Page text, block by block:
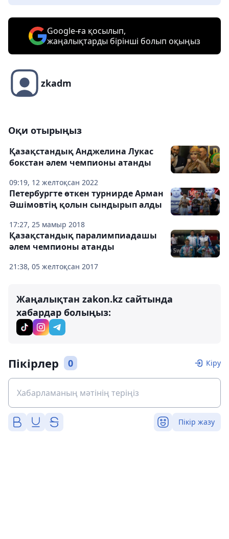
Google-ға қосылып,
жаңалықтарды бірінші болып оқыңыз
zkadm
Оқи отырыңыз
09:19, 12 желтоқсан 2022
Қазақстандық Анджелина Лукас
бокстан әлем чемпионы атанды
17:27, 25 мамыр 2018
Петербургте өткен турнирде Арман
Әшімовтің қолын сындырып алды
21:38, 05 желтоқсан 2017
Қазақстандық паралимпиадашы
әлем чемпионы атанды
Жаңалықтан zakon.kz сайтында
хабардар болыңыз:
Пікірлер 0 Кіру
Пікір жазу